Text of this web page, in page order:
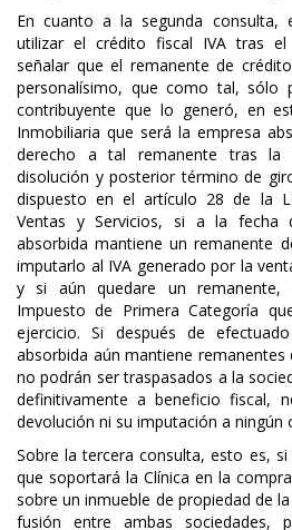
En cuanto a la segunda consulta,
utilizar el crédito fiscal IVA tras
señalar que el remanente de
personalísimo, que como tal, sólo
contribuyente que lo generó, en
Inmobiliaria que será la empresa
derecho a tal remanente tras la
disolución y posterior término de
dispuesto en el artículo 28 de la
Ventas y Servicios, si a la fecha
absorbida mantiene un remanente
imputarlo al IVA generado por la
y si aún quedare un
Impuesto de Primera Categoría
ejercicio. Si después de
absorbida aún mantiene remanentes
no podrán ser traspasados a la
definitivamente a beneficio fiscal,
devolución ni su imputación a ningún
Sobre la tercera consulta, esto es,
que soportará la Clínica en la
sobre un inmueble de propiedad de
fusión entre ambas sociedades,